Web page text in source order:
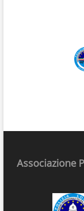
Associazione